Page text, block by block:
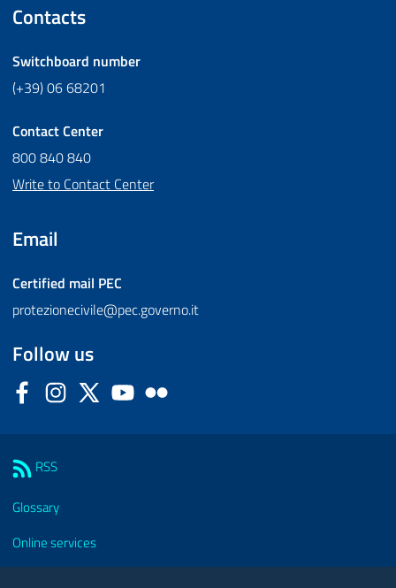
Contacts
Switchboard number
(+39) 06 68201
Contact Center
800 840 840
Write to Contact Center
Email
Certified mail PEC
protezionecivile@pec.governo.it
Follow us
FacebookInstagram
Twitter YouTube
RSS
Glossary
Online services